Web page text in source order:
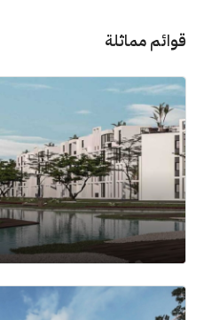
قوائم مماثلة